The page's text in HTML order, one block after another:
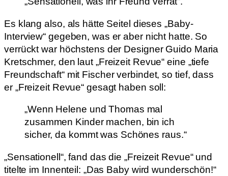
Es klang also, als hätte Seitel dieses „Baby-
Interview“ gegeben, was er aber nicht hatte. So
verrückt war höchstens der Designer Guido Maria
Kretschmer, den laut „Freizeit Revue“ eine „tiefe
Freundschaft“ mit Fischer verbindet, so tief, dass
er „Freizeit Revue“ gesagt haben soll:
„Wenn Helene und Thomas mal
zusammen Kinder machen, bin ich
sicher, da kommt was Schönes raus.“
„Sensationell“, fand das die „Freizeit Revue“ und
titelte im Innenteil: „Das Baby wird wunderschön!“